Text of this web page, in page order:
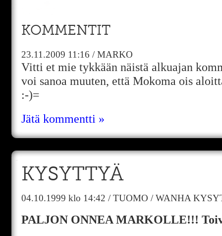
KOMMENTIT
23.11.2009 11:16 /MARKO
Vitti et mie tykkään näistä alkuajan
voi sanoa muuten, että Mokoma ois
:-)=
Jätä kommentti »
KYSYTTYÄ
04.10.1999 klo 14:42 /TUOMO /WANHA
PALJON ONNEA MARKOLLE!!!